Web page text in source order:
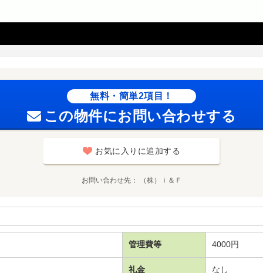
無料・簡単2項目！
この物件にお問い合わせする
お気に入りに追加する
お問い合わせ先 （株）ｉ＆Ｆ
管理費等 4000円
礼金 なし